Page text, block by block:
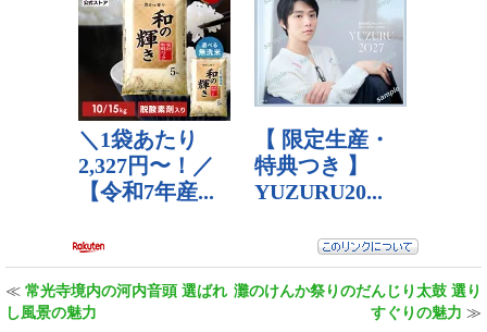
≪ 常光寺境内の河内音頭 選ばれ
し風景の魅力
灘のけんか祭りのだんじり太鼓 選り
すぐりの魅力 ≫